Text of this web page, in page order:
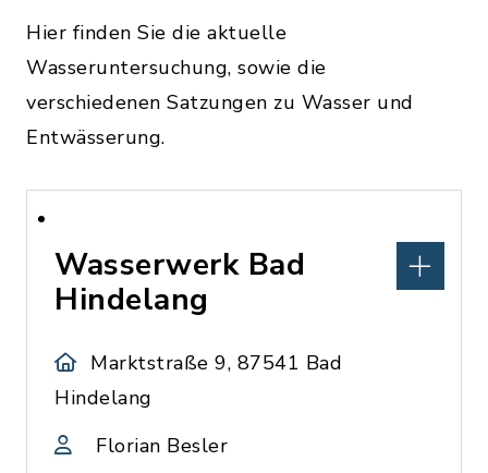
Hier finden Sie die aktuelle
Wasseruntersuchung, sowie die
verschiedenen Satzungen zu Wasser und
Entwässerung.
Wasserwerk Bad
Hindelang
Marktstraße 9, 87541 Bad
Hindelang
Florian Besler